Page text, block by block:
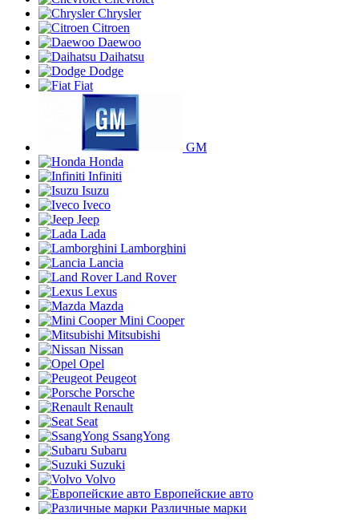
Chrysler
Citroen
Daewoo
Daihatsu
Dodge
Fiat
GM
Honda
Infiniti
Isuzu
Iveco
Jeep
Lada
Lamborghini
Lancia
Land Rover
Lexus
Mazda
Mini Cooper
Mitsubishi
Nissan
Opel
Peugeot
Porsche
Renault
Seat
SsangYong
Subaru
Suzuki
Volvo
Европейские авто
Различные марки